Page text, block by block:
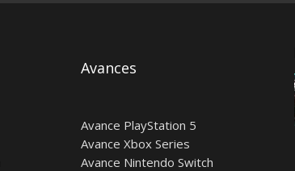
Avances
Avance PlayStation 5
Avance Xbox Series
Avance Nintendo Switch